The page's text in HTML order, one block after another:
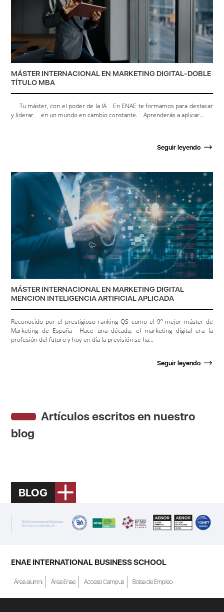
MÁSTER INTERNACIONAL EN MARKETING DIGITAL-DOBLE
TÍTULO MBA
Tu máster, con el poder de la IA En ENAE te formamos para destacar
y liderar en un mundo en cambio constante. Aprenderás a aplicar...
Seguir leyendo
MÁSTER INTERNACIONAL EN MARKETING DIGITAL
MENCION INTELIGENCIA ARTIFICIAL APLICADA
Reconocido por el prestigioso ranking QS como el 9º mejor máster de
Marketing de España Hace una década, el marketing digital era la
profesión del futuro y hoy en día la previsión se ha...
Seguir leyendo
Artículos escritos en nuestro
blog
BLOG
ENAE INTERNATIONAL BUSINESS SCHOOL
Área alumni Área Enae Acceso Campus Bolsa de Empleo